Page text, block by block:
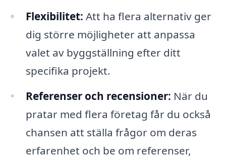
Flexibilitet: Att ha flera alternativ ger
dig större möjligheter att anpassa
valet av byggställning efter ditt
specifika projekt.
Referenser och recensioner: När du
pratar med flera företag får du också
chansen att ställa frågor om deras
erfarenhet och be om referenser,